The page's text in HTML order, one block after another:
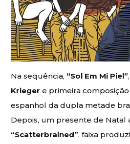
Na sequência, “Sol Em Mi Piel”
Krieger e primeira
espanhol da dupla metade
Depois, um presente de Natal
“Scatterbrained”, faixa